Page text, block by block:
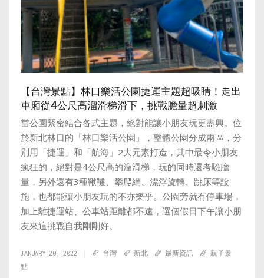
【台灣景點】林口樂活公園捷運主題超吸睛！走出
車廂從4公尺高溜滑梯滑下，挑戰膽量超刺激
當公園緊密結合各式主題，絕對能讓小朋友玩更盡興。位
於新北林口的「林口樂活公園」，整體公園分成兩區，分
別用「捷運」和「航海」2大元素打造，其中最令小朋友
瘋狂的，絕對是4公尺高的溜滑梯，玩的同時還考驗膽
量，另外還有3種鞦韆、攀爬網、漂浮旋轉、跳床等設
施，也都能讓小朋友玩的不亦樂乎。公園旁就有停車場，
加上離捷運站、公車站距離都不遠，選個假日下午讓小朋
友來這挑戰自我剛剛好。
JANUARY 20, 2022 台灣 新北 最新資訊
親子景
點